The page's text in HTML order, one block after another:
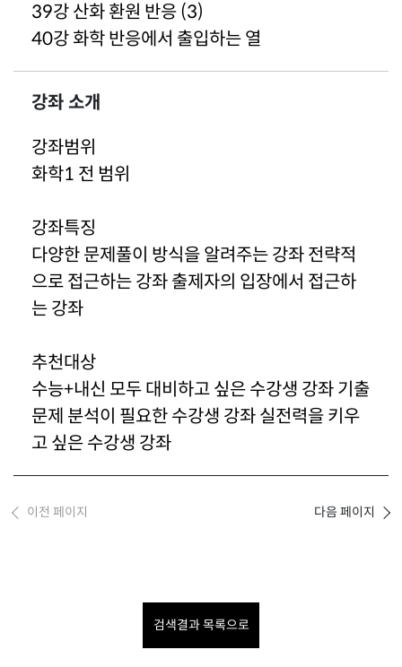
39강 산화 환원 반응 (3)
40강 화학 반응에서 출입하는 열
강좌 소개
강좌범위
화학1 전 범위
강좌특징
다양한 문제풀이 방식을 알려주는 강좌 전략적
으로 접근하는 강좌 출제자의 입장에서 접근하
는 강좌
추천대상
수능+내신 모두 대비하고 싶은 수강생 강좌 기출
문제 분석이 필요한 수강생 강좌 실전력을 키우
고 싶은 수강생 강좌
이전 페이지 다음 페이지
검색결과 목록으로